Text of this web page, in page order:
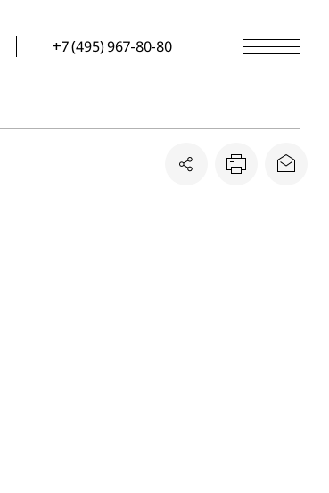
+7 (495) 967-80-80